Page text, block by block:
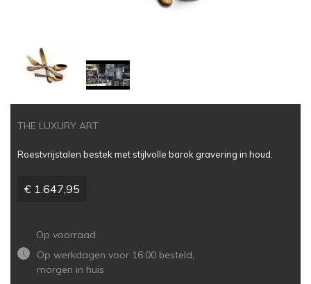
THE LUXURY ART
Roestvrijstalen bestek met stijlvolle barok gravering in houd.
€ 1.647,95
Op voorraad
Op werkdagen voor 16:00 besteld,
morgen in huis